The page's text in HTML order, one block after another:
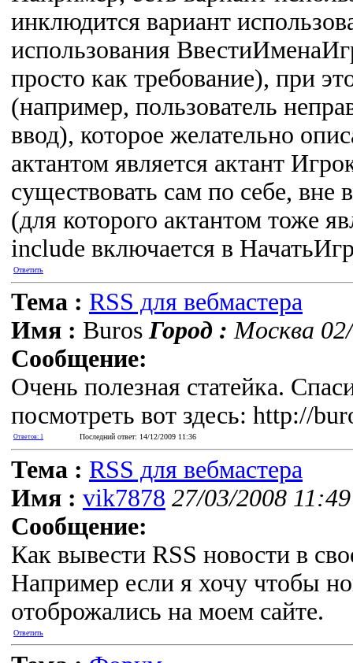
инклюдится вариант
использования
просто как требование), при
(например, пользователь
ввод), которое желательно
актантом является актант
существовать сам по себе, вне
(для которого актантом тоже
include включается в
Ответить
Тема : RSS для вебмастера
Имя : Buros Город : Москва
Сообщение:
Очень полезная статейка.
посмотреть вот здесь: http://
Ответов: 1 Последний ответ: 14/12/2009 11:36
Тема : RSS для вебмастера
Имя : vik7878 27/03/2008 11:49
Сообщение:
Как вывести RSS новости в
Например если я хочу чтобы
отоброжались на моем сайте.
Ответить